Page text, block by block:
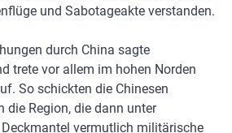
und Sabotageakte verstanden.
durch China sagte
trete vor allem im hohen Norden
So schickten die Chinesen
die Region, die dann unter
vermutlich militärische